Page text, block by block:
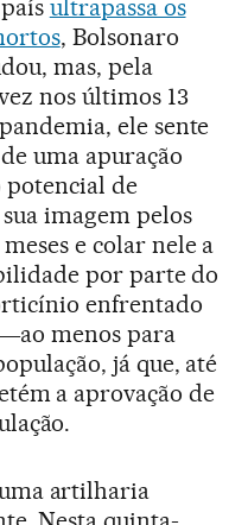
ultrapassa os
, Bolsonaro
mas, pela
nos últimos 13
ele sente
uma apuração
potencial de
imagem pelos
e colar nele a
por parte do
enfrentado
menos para
já que, até
a aprovação de
artilharia